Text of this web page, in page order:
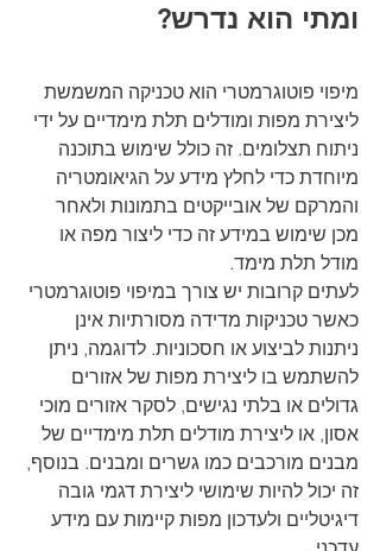
ומתי הוא נדרש?
מיפוי פוטוגרמטרי הוא טכניקה המשמשת
ליצירת מפות ומודלים תלת מימדיים על ידי
ניתוח תצלומים. זה כולל שימוש בתוכנה
מיוחדת כדי לחלץ מידע על הגיאומטריה
והמרקם של אובייקטים בתמונות ולאחר
מכן שימוש במידע זה כדי ליצור מפה או
מודל תלת מימד.
לעתים קרובות יש צורך במיפוי פוטוגרמטרי
כאשר טכניקות מדידה מסורתיות אינן
ניתנות לביצוע או חסכוניות. לדוגמה, ניתן
להשתמש בו ליצירת מפות של אזורים
גדולים או בלתי נגישים, לסקר אזורים מוכי
אסון, או ליצירת מודלים תלת מימדיים של
מבנים מורכבים כמו גשרים ומבנים. בנוסף,
זה יכול להיות שימושי ליצירת דגמי גובה
דיגיטליים ולעדכון מפות קיימות עם מידע